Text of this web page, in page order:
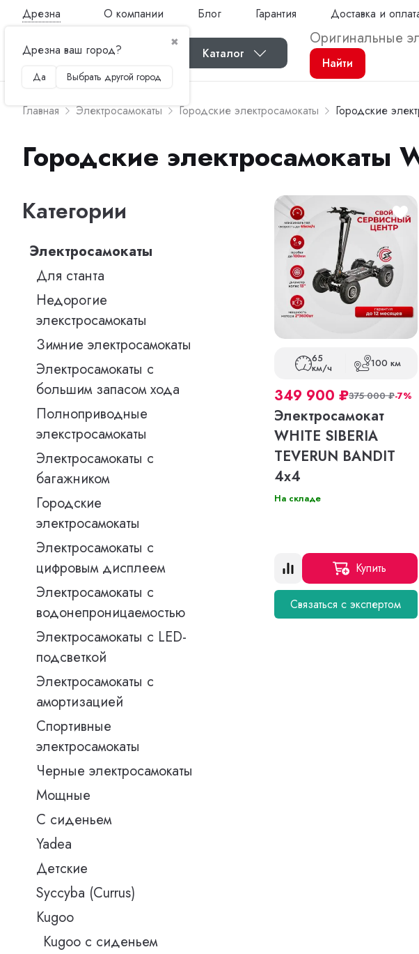
Дрезна
✖
Дрезна ваш город?
Да Выбрать другой город
О компании Блог Гарантия Доставка и
Каталог
Найти
Главная Электросамокаты Городские электросамокаты Городские
Городские электросамокаты
Категории
Электросамокаты
Для станта
Недорогие
элекстросамокаты
Зимние электросамокаты
Электросамокаты с
большим запасом хода
Полноприводные
элекстросамокаты
Электросамокаты с
багажником
Городские
электросамокаты
Электросамокаты с
цифровым дисплеем
Электросамокаты с
водонепроницаемостью
Электросамокаты с LED-
подсветкой
Электросамокаты с
амортизацией
Спортивные
электросамокаты
Черные электросамокаты
Мощные
С сиденьем
Yadea
Детские
Syccyba (Currus)
Kugoo
Kugoo с сиденьем
65
км/ч 100 км
349 900 ₽375 000₽-7%
Электросамокат
WHITE SIBERIA
TEVERUN BANDIT
4x4
На складе
Купить
Связаться с экспертом